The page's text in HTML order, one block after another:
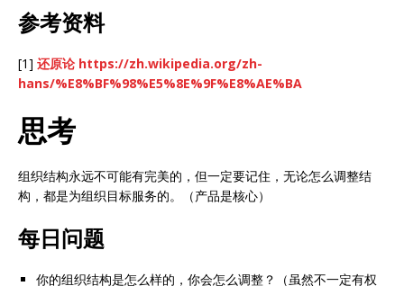
参考资料
[1] 还原论 https://zh.wikipedia.org/zh-
hans/%E8%BF%98%E5%8E%9F%E8%AE%BA
思考
组织结构永远不可能有完美的，但一定要记住，无论怎么调整结
构，都是为组织目标服务的。（产品是核心）
每日问题
你的组织结构是怎么样的，你会怎么调整？（虽然不一定有权